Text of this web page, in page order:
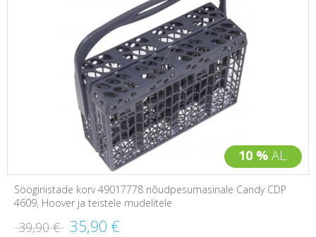
10 % AL.
Söögiriistade korv 49017778 nõudpesumasinale Candy CDP
4609, Hoover ja teistele mudelitele
39,90 € 35,90 €